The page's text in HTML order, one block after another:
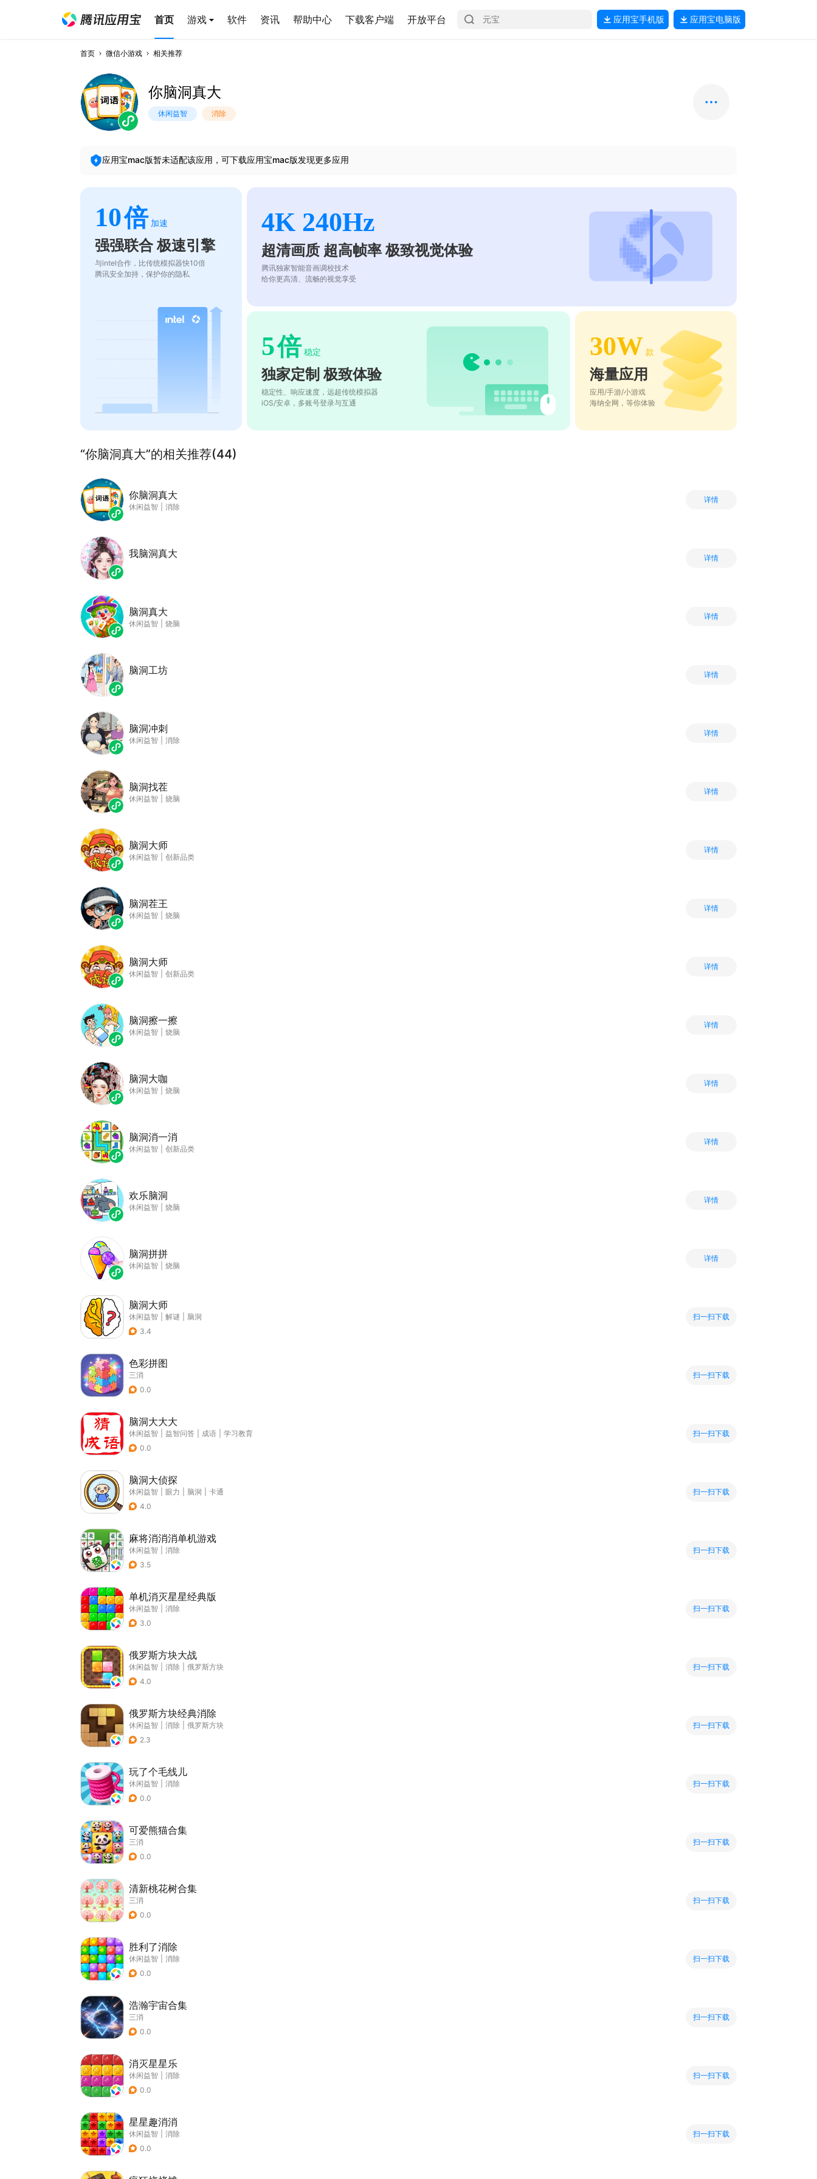
首页 游戏 软件 资讯 帮助中心 下载客户端 开放平台 应用宝手机版 应用宝电脑版
首页 微信小游戏 相关推荐
你脑洞真大
休闲益智 消除
应用宝mac版暂未适配该应用，可下载应用宝mac版发现更多应用
10倍 加速
强强联合 极速引擎
与intel合作，比传统模拟器快10倍
腾讯安全加持，保护你的隐私
4K 240Hz
超清画质 超高帧率 极致视觉体验
腾讯独家智能音画调校技术
给你更高清、流畅的视觉享受
5倍 稳定
独家定制 极致体验
稳定性、响应速度，远超传统模拟器
iOS/安卓，多账号登录与互通
30W 款
海量应用
应用/手游/小游戏
海纳全网，等你体验
“你脑洞真大”的相关推荐(44)
你脑洞真大
休闲益智 消除
详情
我脑洞真大 详情
脑洞真大
休闲益智 烧脑
详情
脑洞工坊 详情
脑洞冲刺
休闲益智 消除
详情
脑洞找茬
休闲益智 烧脑
详情
脑洞大师
休闲益智 创新品类
详情
脑洞茬王
休闲益智 烧脑
详情
脑洞大师
休闲益智 创新品类
详情
脑洞擦一擦
休闲益智 烧脑
详情
脑洞大咖
休闲益智 烧脑
详情
脑洞消一消
休闲益智 创新品类
详情
欢乐脑洞
休闲益智 烧脑
详情
脑洞拼拼
休闲益智 烧脑
详情
脑洞大师
休闲益智 解谜
脑洞
3.4
扫一扫下载
色彩拼图
三消
0.0
扫一扫下载
脑洞大大大
休闲益智 益智问答 成语
学习教育
0.0
扫一扫下载
脑洞大侦探
休闲益智 眼力 脑洞
卡通
4.0
扫一扫下载
麻将消消消单机游戏
休闲益智
消除
3.5
扫一扫下载
单机消灭星星经典版
休闲益智
消除
3.0
扫一扫下载
俄罗斯方块大战
休闲益智 消除
俄罗斯方块
4.0
扫一扫下载
俄罗斯方块经典消除
休闲益智 消除
俄罗斯方块
2.3
扫一扫下载
玩了个毛线儿
休闲益智
消除
0.0
扫一扫下载
可爱熊猫合集
三消
0.0
扫一扫下载
清新桃花树合集
三消
0.0
扫一扫下载
胜利了消除
休闲益智
消除
0.0
扫一扫下载
浩瀚宇宙合集
三消
0.0
扫一扫下载
消灭星星乐
休闲益智
消除
0.0
扫一扫下载
星星趣消消
休闲益智
消除
0.0
扫一扫下载